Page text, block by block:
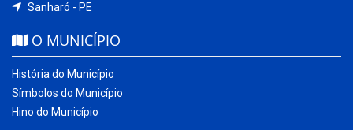
Sanharó - PE
O MUNICÍPIO
História do Município
Símbolos do Município
Hino do Município